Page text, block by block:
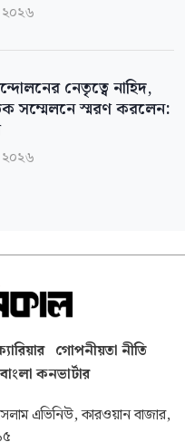
নেতৃত্বে নাহিদ,
সম্মেলনে স্মরণ করলেন:
গোপনীয়তা নীতি
বাংলা কনভার্টার
এভিনিউ, কারওয়ান বাজার,